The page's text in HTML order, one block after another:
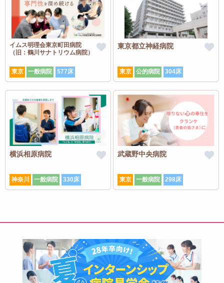
イムス明理会東京町田病院
（旧：鶴川サナトリウム病院）
東京 一般病院 577床
東京都立神経病院
東京 公的病院 304床
横浜相原病院
神奈川 一般病院 330床
武蔵野中央病院
東京 一般病院 298床